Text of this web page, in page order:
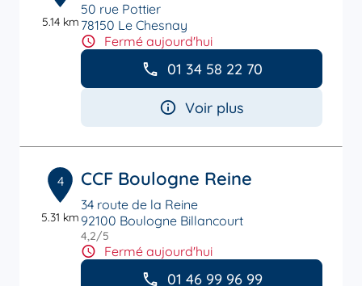
5.14 km
50 rue Pottier
78150 Le Chesnay
Fermé aujourd'hui
01 34 58 22 70
Voir plus
4
5.31 km
CCF Boulogne Reine
34 route de la Reine
92100 Boulogne Billancourt
4,2/5
Fermé aujourd'hui
01 46 99 96 99